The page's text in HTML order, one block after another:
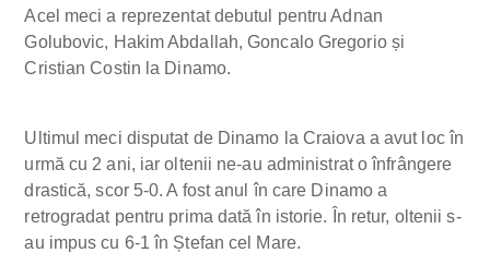
Acel meci a reprezentat debutul pentru Adnan
Golubovic, Hakim Abdallah, Goncalo Gregorio și
Cristian Costin la Dinamo.
Ultimul meci disputat de Dinamo la Craiova a avut loc în
urmă cu 2 ani, iar oltenii ne-au administrat o înfrângere
drastică, scor 5-0. A fost anul în care Dinamo a
retrogradat pentru prima dată în istorie. În retur, oltenii s-
au impus cu 6-1 în Ștefan cel Mare.